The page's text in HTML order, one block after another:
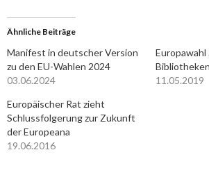
Ähnliche Beiträge
Manifest in deutscher Version
zu den EU-Wahlen 2024
03.06.2024
11.05.2019
Europäischer Rat zieht
Schlussfolgerung zur Zukunft
der Europeana
19.06.2016